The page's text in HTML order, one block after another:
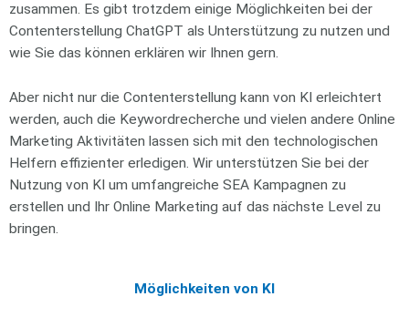
zusammen. Es gibt trotzdem einige Möglichkeiten bei der
Contenterstellung ChatGPT als Unterstützung zu nutzen und
wie Sie das können erklären wir Ihnen gern.
Aber nicht nur die Contenterstellung kann von KI erleichtert
werden, auch die Keywordrecherche und vielen andere Online
Marketing Aktivitäten lassen sich mit den technologischen
Helfern effizienter erledigen. Wir unterstützen Sie bei der
Nutzung von KI um umfangreiche SEA Kampagnen zu
erstellen und Ihr Online Marketing auf das nächste Level zu
bringen.
Möglichkeiten von KI